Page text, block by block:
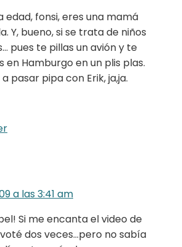
edad, fonsi, eres una mamá
Y, bueno, si se trata de niños
pues te pillas un avión y te
en Hamburgo en un plis plas.
pasar pipa con Erik, ja,ja.
a las 3:41 am
Si me encanta el video de
dos veces…pero no sabía